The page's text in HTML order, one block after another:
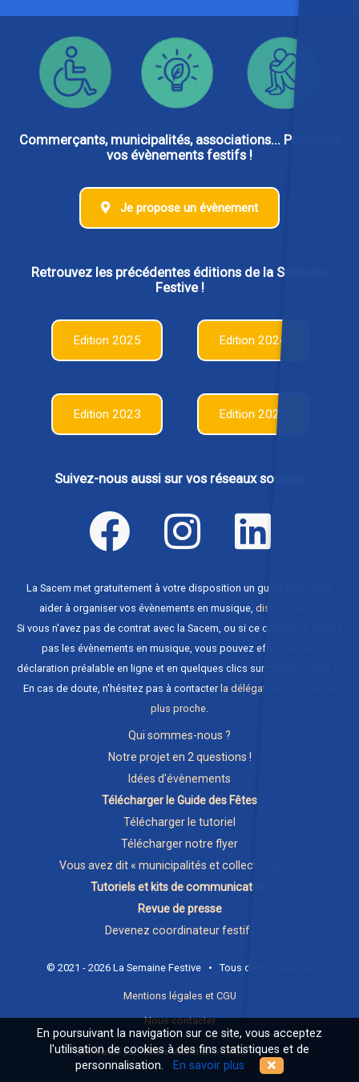
Commerçants, municipalités, associations... Proposez
vos évènements festifs !
Je propose un évènement
Retrouvez les précédentes éditions de la Semaine
Festive !
Edition 2025 Edition 2024
Edition 2023 Edition 2022
Suivez-nous aussi sur vos réseaux sociaux
La Sacem met gratuitement à votre disposition un guide pour vous
aider à organiser vos évènements en musique, disponible ici
Si vous n'avez pas de contrat avec la Sacem, ou si ce contrat ne couvre
pas les évènements en musique, vous pouvez effectuer une
déclaration préalable en ligne et en quelques clics sur
En cas de doute, n'hésitez pas à contacter la délégation régionale la
plus proche.
Qui sommes-nous ?
Notre projet en 2 questions !
Idées d'évènements
Télécharger le Guide des Fêtes
Télécharger le tutoriel
Télécharger notre flyer
Vous avez dit « municipalités et collectivités » ?
Tutoriels et kits de communication
Revue de presse
Devenez coordinateur festif !
© 2021 - 2026 La Semaine Festive • Tous droits réservés
Mentions légales et CGU
Nous contacter
Site réalisé par Hélène Michel et samosate.com
En poursuivant la navigation sur ce site, vous acceptez
l'utilisation de cookies à des fins statistiques et de
personnalisation.
En savoir plus